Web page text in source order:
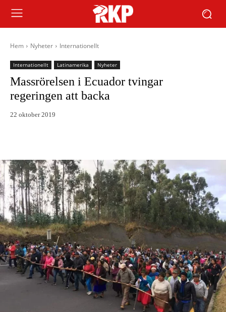
Hem Nyheter Internationellt
Internationellt Latinamerika Nyheter
Massrörelsen i Ecuador tvingar
regeringen att backa
22 oktober 2019